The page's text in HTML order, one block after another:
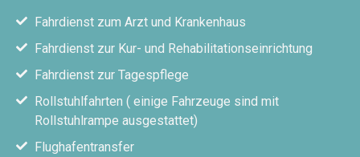
Fahrdienst zum Arzt und Krankenhaus
Fahrdienst zur Kur- und Rehabilitationseinrichtung
Fahrdienst zur Tagespflege
Rollstuhlfahrten ( einige Fahrzeuge sind mit
Rollstuhlrampe ausgestattet)
Flughafentransfer